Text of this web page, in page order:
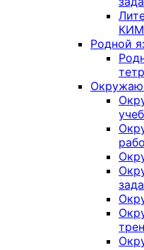
КИМ
Родной